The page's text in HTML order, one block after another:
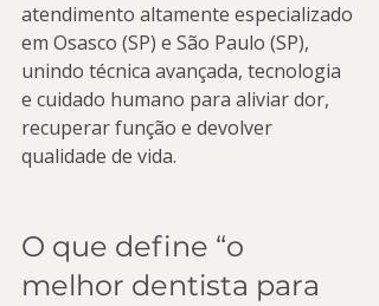
atendimento altamente especializado
em Osasco (SP) e São Paulo (SP),
unindo técnica avançada, tecnologia
e cuidado humano para aliviar dor,
recuperar função e devolver
qualidade de vida.
O que define “o
melhor dentista para